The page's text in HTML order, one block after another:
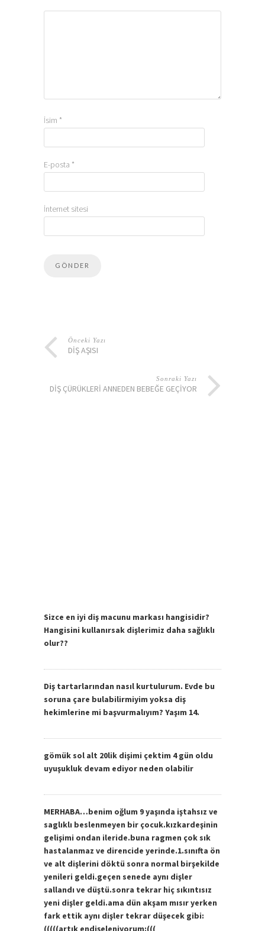
İsim *
E-posta *
İnternet sitesi
Önceki Yazı
DIŞ AŞISI
Sonraki Yazı
DIŞ ÇÜRÜKLERI ANNEDEN BEBEĞE GEÇIYOR
Sizce en iyi diş macunu markası hangisidir?
Hangisini kullanırsak dişlerimiz daha sağlıklı
olur??
Diş tartarlarından nasıl kurtulurum. Evde bu
soruna çare bulabilirmiyim yoksa diş
hekimlerine mi başvurmalıyım? Yaşım 14.
gömük sol alt 20lik dişimi çektim 4 gün oldu
uyuşukluk devam ediyor neden olabilir
MERHABA…benim oğlum 9 yaşında iştahsız ve
saglıklı beslenmeyen bir çocuk.kızkardeşinin
gelişimi ondan ileride.buna ragmen çok sık
hastalanmaz ve direncide yerinde.1.sınıfta ön
ve alt dişlerini döktü sonra normal birşekilde
yenileri geldi.geçen senede aynı dişler
sallandı ve düştü.sonra tekrar hiç sıkıntısız
yeni dişler geldi.ama dün akşam mısır yerken
fark ettik aynı dişler tekrar düşecek gibi:
(((((artık endişeleniyorum:(((